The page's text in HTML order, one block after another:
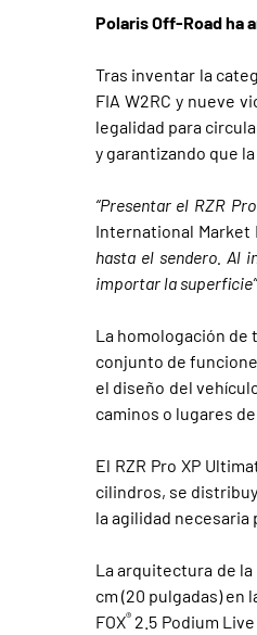
Polaris Off-Road ha
Tras inventar la
FIA W2RC y nueve
legalidad para
y garantizando que
“Presentar el RZR
International Market
hasta el sendero. Al
importar la superficie”.
La homologación de
conjunto de
el diseño del
caminos o lugares
El RZR Pro XP
cilindros, se
la agilidad necesaria
La arquitectura de
cm (20 pulgadas) en
FOX®2.5 Podium